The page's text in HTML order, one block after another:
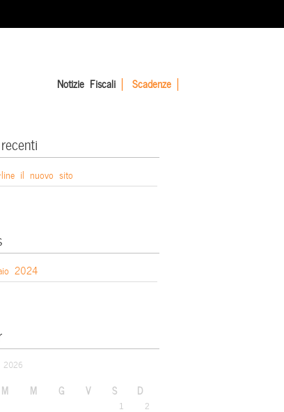
Notizie Fiscali Scadenze
line il nuovo sito
2024
2026
M M G V S D
1
2